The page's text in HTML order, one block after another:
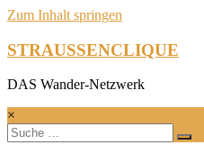
Zum Inhalt springen
STRAUSSENCLIQUE
DAS Wander-Netzwerk
×